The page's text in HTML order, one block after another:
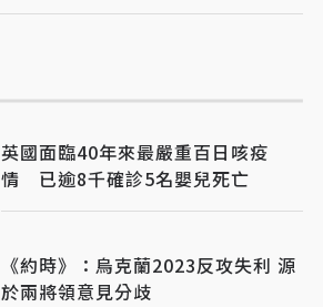
英國面臨40年來最嚴重百日咳疫
情 已逾8千確診5名嬰兒死亡
《約時》：烏克蘭2023反攻失利 源
於兩將領意見分歧